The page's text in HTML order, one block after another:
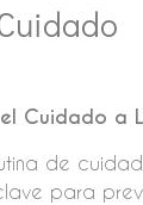
Cuidado a
de
para